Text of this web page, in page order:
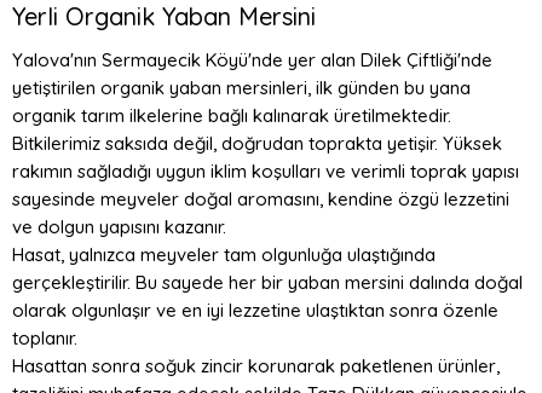
Yerli Organik Yaban Mersini
Yalova'nın Sermayecik Köyü'nde yer alan Dilek Çiftliği'nde
yetiştirilen organik yaban mersinleri, ilk günden bu yana
organik tarım ilkelerine bağlı kalınarak üretilmektedir.
Bitkilerimiz saksıda değil, doğrudan toprakta yetişir. Yüksek
rakımın sağladığı uygun iklim koşulları ve verimli toprak yapısı
sayesinde meyveler doğal aromasını, kendine özgü lezzetini
ve dolgun yapısını kazanır.
Hasat, yalnızca meyveler tam olgunluğa ulaştığında
gerçekleştirilir. Bu sayede her bir yaban mersini dalında doğal
olarak olgunlaşır ve en iyi lezzetine ulaştıktan sonra özenle
toplanır.
Hasattan sonra soğuk zincir korunarak paketlenen ürünler,